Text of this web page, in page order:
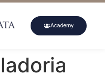
Academy